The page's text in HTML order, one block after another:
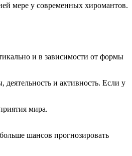
мере у современных хиромантов.
и в зависимости от формы
и активность. Если у
мира.
шансов прогнозировать